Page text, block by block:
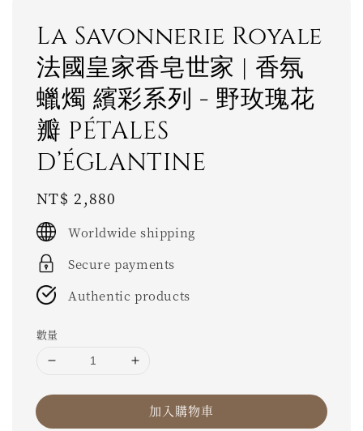
La Savonnerie Royale
法國皇家香皂世家 | 香氛
蠟燭 繽彩系列 - 野玫瑰花
瓣 PÉTALES
D’ÉGLANTINE
Regular
price
NT$ 2,880
Worldwide shipping
Secure payments
Authentic products
數量
加入購物車